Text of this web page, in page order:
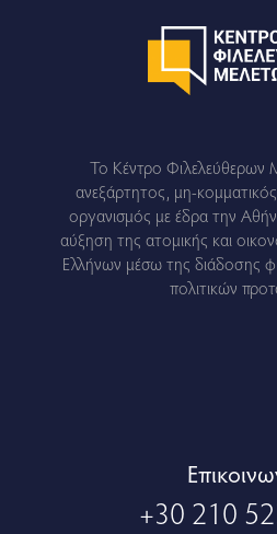
Το Κέντρο Φιλελεύθερων
ανεξάρτητος, μη-
οργανισμός με έδρα την
αύξηση της ατομικής και
Ελλήνων μέσω της διάδοσης
πολιτικών
+30 210